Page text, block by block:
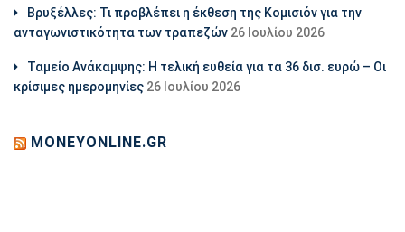
Βρυξέλλες: Τι προβλέπει η έκθεση της Κομισιόν για την
ανταγωνιστικότητα των τραπεζών 26 Ιουλίου 2026
Ταμείο Ανάκαμψης: Η τελική ευθεία για τα 36 δισ. ευρώ – Οι
κρίσιμες ημερομηνίες 26 Ιουλίου 2026
MONEYONLINE.GR